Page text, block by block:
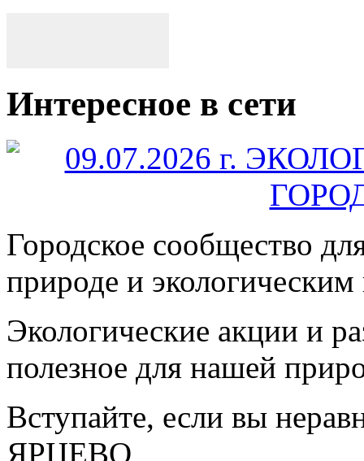
Интересное в сети
Городское сообщество
природе и
Экологические акции и
полезное для нашей
Вступайте, если вы
ЯРЦЕВО